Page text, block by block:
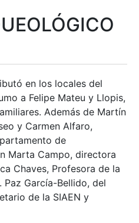
en los locales del
a Felipe Mateu y Llopis,
Además de Martín
y Carmen Alfaro,
de
Marta Campo, directora
Chaves, Profesora de la
Paz García-Bellido, del
de la SIAEN y